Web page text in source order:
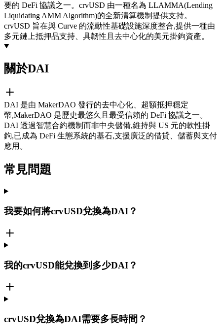
要的 DeFi 協議之一。crvUSD 由一種名為 LLAMMA(Lending
Liquidating AMM Algorithm)的全新清算機制提供支持。
crvUSD 旨在與 Curve 的流動性基礎設施深度整合,提供一種由
多元鏈上抵押品支持、具韌性且去中心化的美元掛鉤資產。
關於DAI
DAI 是由 MakerDAO 發行的去中心化、超額抵押穩定
幣,MakerDAO 是歷史最悠久且最受信賴的 DeFi 協議之一。
DAI 透過智慧合約機制而非中央儲備,維持與 US 元的軟性掛
鉤,已成為 DeFi 生態系統的基石,支援廣泛的借貸、儲蓄與支付
應用。
常見問題
我要如何將crvUSD兌換為DAI？
我的crvUSD能兌換到多少DAI？
crvUSD兌換為DAI需要多長時間？